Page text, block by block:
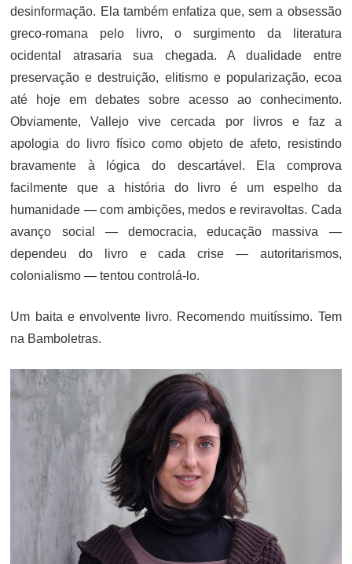
desinformação. Ela também enfatiza que, sem a obsessão
greco-romana pelo livro, o surgimento da literatura
ocidental atrasaria sua chegada. A dualidade entre
preservação e destruição, elitismo e popularização, ecoa
até hoje em debates sobre acesso ao conhecimento.
Obviamente, Vallejo vive cercada por livros e faz a
apologia do livro físico como objeto de afeto, resistindo
bravamente à lógica do descartável. Ela comprova
facilmente que a história do livro é um espelho da
humanidade — com ambições, medos e reviravoltas. Cada
avanço social — democracia, educação massiva —
dependeu do livro e cada crise — autoritarismos,
colonialismo — tentou controlá-lo.
Um baita e envolvente livro. Recomendo muitíssimo. Tem
na Bamboletras.